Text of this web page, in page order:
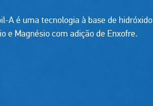
A é uma tecnologia à base de
e Magnésio com adição de Enxofre.